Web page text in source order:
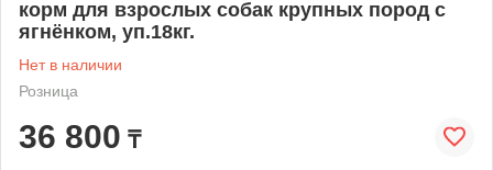
корм для взрослых собак крупных пород с
ягнёнком, уп.18кг.
Нет в наличии
Розница
36 800 ₸